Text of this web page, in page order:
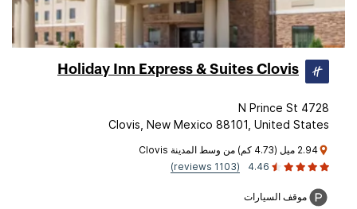
Holiday Inn Express & Suites Clovis
4728 N Prince St
Clovis, New Mexico 88101, United States
2.94 ميل (4.73 كم) من وسط المدينة Clovis
4.46
(1103 reviews)
موقف السيارات